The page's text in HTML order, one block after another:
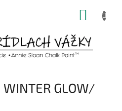
GLOW/